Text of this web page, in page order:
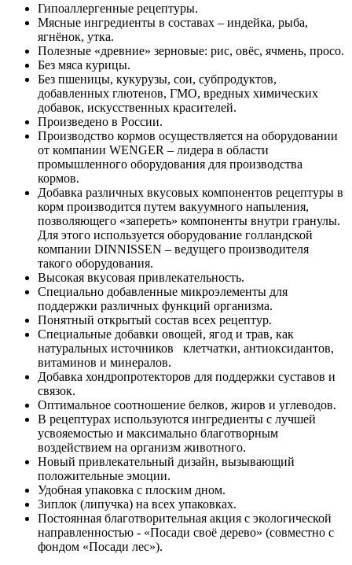
Гипоаллергенные рецептуры.
Мясные ингредиенты в составах – индейка, рыба,
ягнёнок, утка.
Полезные «древние» зерновые: рис, овёс, ячмень, просо.
Без мяса курицы.
Без пшеницы, кукурузы, сои, субпродуктов,
добавленных глютенов, ГМО, вредных химических
добавок, искусственных красителей.
Произведено в России.
Производство кормов осуществляется на оборудовании
от компании WENGER – лидера в области
промышленного оборудования для производства
кормов.
Добавка различных вкусовых компонентов рецептуры в
корм производится путем вакуумного напыления,
позволяющего «запереть» компоненты внутри гранулы.
Для этого используется оборудование голландской
компании DINNISSEN – ведущего производителя
такого оборудования.
Высокая вкусовая привлекательность.
Специально добавленные микроэлементы для
поддержки различных функций организма.
Понятный открытый состав всех рецептур.
Специальные добавки овощей, ягод и трав, как
натуральных источников клетчатки, антиоксидантов,
витаминов и минералов.
Добавка хондропротекторов для поддержки суставов и
связок.
Оптимальное соотношение белков, жиров и углеводов.
В рецептурах используются ингредиенты с лучшей
усвояемостью и максимально благотворным
воздействием на организм животного.
Новый привлекательный дизайн, вызывающий
положительные эмоции.
Удобная упаковка с плоским дном.
Зиплок (липучка) на всех упаковках.
Постоянная благотворительная акция с экологической
направленностью - «Посади своё дерево» (совместно с
фондом «Посади лес»).